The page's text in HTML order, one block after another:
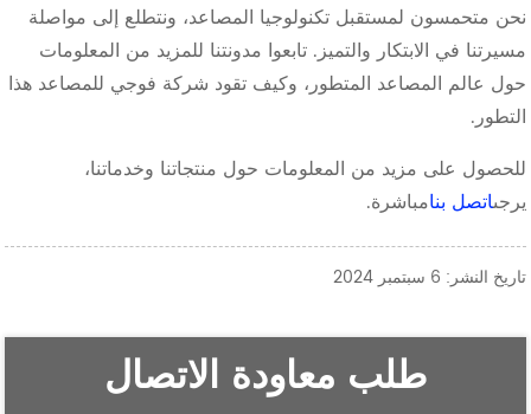
نحن متحمسون لمستقبل تكنولوجيا المصاعد، ونتطلع إلى مواصلة
مسيرتنا في الابتكار والتميز. تابعوا مدونتنا للمزيد من المعلومات
حول عالم المصاعد المتطور، وكيف تقود شركة فوجي للمصاعد هذا
التطور.
للحصول على مزيد من المعلومات حول منتجاتنا وخدماتنا،
يرجىاتصل بنامباشرة.
تاريخ النشر: 6 سبتمبر 2024
طلب معاودة الاتصال